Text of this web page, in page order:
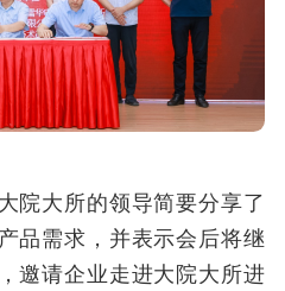
院大所的领导简要分享了
品需求，并表示会后将继
邀请企业走进大院大所进